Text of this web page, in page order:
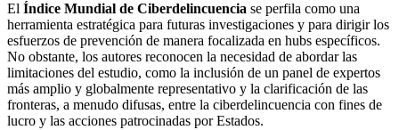
El Índice Mundial de Ciberdelincuencia se perfila como una
herramienta estratégica para futuras investigaciones y para dirigir los
esfuerzos de prevención de manera focalizada en hubs específicos.
No obstante, los autores reconocen la necesidad de abordar las
limitaciones del estudio, como la inclusión de un panel de expertos
más amplio y globalmente representativo y la clarificación de las
fronteras, a menudo difusas, entre la ciberdelincuencia con fines de
lucro y las acciones patrocinadas por Estados.